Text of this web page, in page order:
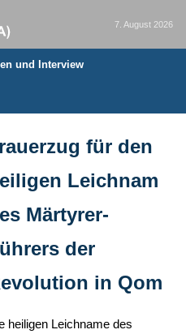
7. August 2026
und Interview
für den
Leichnam
Märtyrer-
der
in Qom
heiligen Leichname des